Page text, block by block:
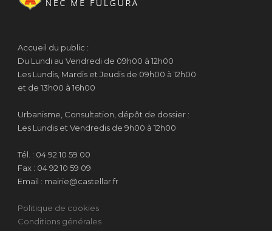
Accueil du public :
Du Lundi au Vendredi de 09h00 à 12h00
Les Lundis, Mardis et Jeudis de 09h00 à 12h00
et de 13h00 à 16h00
Urbanisme, Consultation, dépôt de dossier :
Les Lundis et Vendredis de 9h00 à 12h00
Tél. : 04 92 10 59 00
Fax : 04 92 10 59 09
Email : mairie@castellar.fr
Politique de cookies
Conditions générales